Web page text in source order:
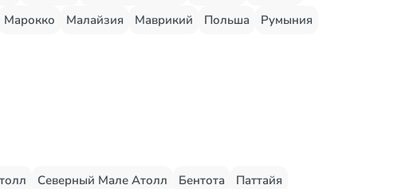
Марокко Малайзия Маврикий Польша
Румыния
Северный Мале Атолл Бентота
Паттайя